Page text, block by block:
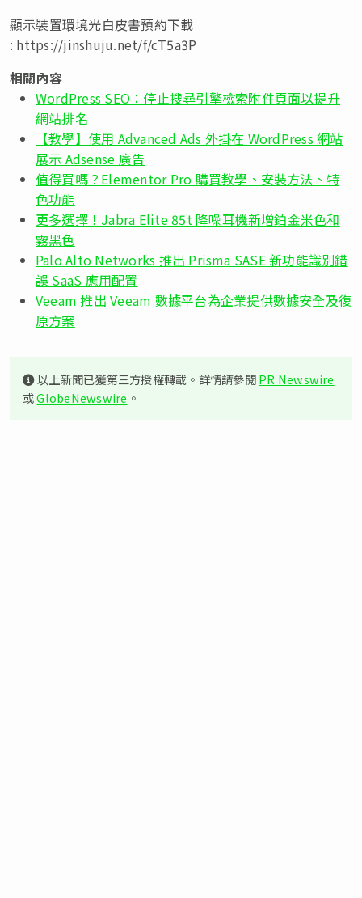
顯示裝置環境光白皮書預約下載
: https://jinshuju.net/f/cT5a3P
相關內容
WordPress SEO：停止搜尋引擎檢索附件頁面以提升
網站排名
【教學】使用 Advanced Ads 外掛在 WordPress 網站
展示 Adsense 廣告
值得買嗎？Elementor Pro 購買教學、安裝方法、特
色功能
更多選擇！Jabra Elite 85t 降噪耳機新增鉑金米色和
霧黑色
Palo Alto Networks 推出 Prisma SASE 新功能識別錯
誤 SaaS 應用配置
Veeam 推出 Veeam 數據平台為企業提供數據安全及復
原方案
以上新聞已獲第三方授權轉載。詳情請參閱PR Newswire
或GlobeNewswire 。